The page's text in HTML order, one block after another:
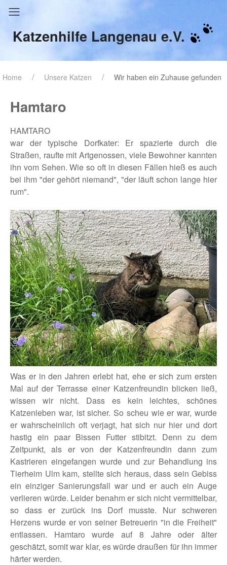
Katzenhilfe Langenau e.V.
Home Unsere Katzen Wir haben ein Zuhause gefunden
Hamtaro
HAMTARO
war der typische Dorfkater: Er spazierte durch die
Straßen, raufte mit Artgenossen, viele Bewohner kannten
ihn vom Sehen. Wie so oft in diesen Fällen hieß es auch
bei ihm "der gehört niemand", "der läuft schon lange hier
rum".
Was er in den Jahren erlebt hat, ehe er sich zum ersten
Mal auf der Terrasse einer Katzenfreundin blicken ließ,
wissen wir nicht. Dass es kein leichtes, schönes
Katzenleben war, ist sicher. So scheu wie er war, wurde
er wahrscheinlich oft verjagt, hat sich nur hier und dort
hastig ein paar Bissen Futter stibitzt. Denn zu dem
Zeitpunkt, als er von der Katzenfreundin dann zum
Kastrieren eingefangen wurde und zur Behandlung ins
Tierheim Ulm kam, stellte sich heraus, dass sein Gebiss
ein einziger Sanierungsfall war und er auch ein Auge
verlieren würde. Leider benahm er sich nicht vermittelbar,
so dass er zurück ins Dorf musste. Nur schweren
Herzens wurde er von seiner Betreuerin "in die Freiheit"
entlassen. Hamtaro wurde auf 8 Jahre oder älter
geschätzt, somit war klar, es würde draußen für ihn immer
härter werden.